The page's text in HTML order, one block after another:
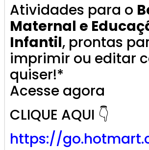
Atividades para o
Maternal e
Infantil, prontas
imprimir ou editar
quiser!*
Acesse agora
CLIQUE AQUI 👇
https://go.hotmart